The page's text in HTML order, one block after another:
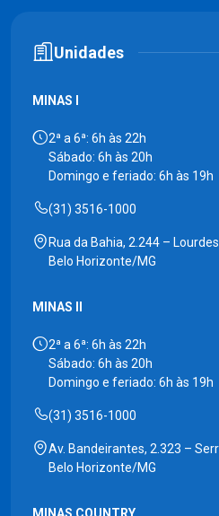
Unidades
MINAS I
2ª a 6ª: 6h às 22h
Sábado: 6h às 20h
Domingo e feriado: 6h às 19h
(31) 3516-1000
Rua da Bahia, 2.244 –
Belo Horizonte/MG
MINAS II
2ª a 6ª: 6h às 22h
Sábado: 6h às 20h
Domingo e feriado: 6h às 19h
(31) 3516-1000
Av. Bandeirantes, 2.323 –
Belo Horizonte/MG
MINAS COUNTRY